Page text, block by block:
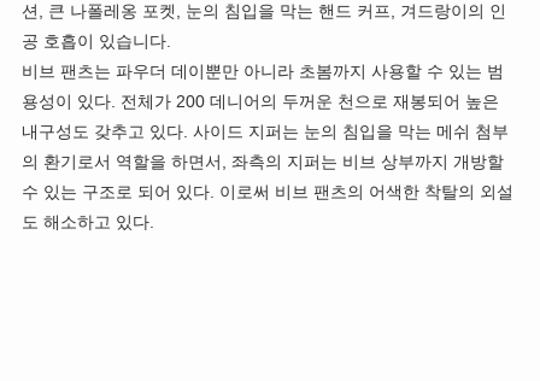
션, 큰 나폴레옹 포켓, 눈의 침입을 막는 핸드 커프, 겨드랑이의 인
공 호흡이 있습니다.
비브 팬츠는 파우더 데이뿐만 아니라 초봄까지 사용할 수 있는 범
용성이 있다. 전체가 200 데니어의 두꺼운 천으로 재봉되어 높은
내구성도 갖추고 있다. 사이드 지퍼는 눈의 침입을 막는 메쉬 첨부
의 환기로서 역할을 하면서, 좌측의 지퍼는 비브 상부까지 개방할
수 있는 구조로 되어 있다. 이로써 비브 팬츠의 어색한 착탈의 외설
도 해소하고 있다.